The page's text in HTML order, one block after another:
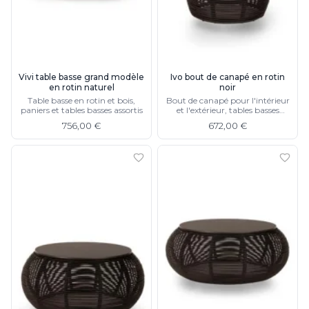
LichtRaum Funktion
Lucien Gau
Lumini
Matlight
Michael Anastassiades
Minilampe
Moretti Luce
Mullan
Vivi table basse grand modèle
en rotin naturel
Table basse en rotin et bois,
paniers et tables basses assortis
756,00 €
Ivo bout de canapé en rotin
noir
Bout de canapé pour l'intérieur
et l'extérieur, tables basses
672,00 €